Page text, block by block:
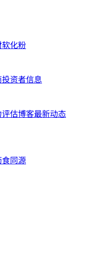
化粉
投资者信息
估博客最新动态
食同源